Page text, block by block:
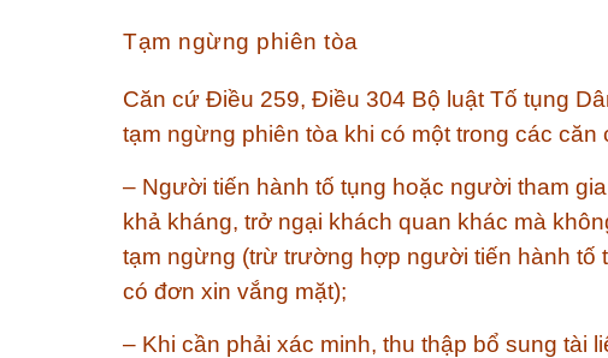
Tạm ngừng phiên tòa
Căn cứ Điều 259, Điều 304 Bộ luật Tố tụng
tạm ngừng phiên tòa khi có một trong các căn
– Người tiến hành tố tụng hoặc người tham
khả kháng, trở ngại khách quan khác mà
tạm ngừng (trừ trường hợp người tiến hành tố
có đơn xin vắng mặt);
– Khi cần phải xác minh, thu thập bổ sung tài